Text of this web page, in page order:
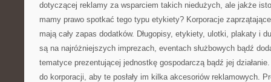
dotyczącej reklamy za wsparciem takich niedużych, ale jakże
mamy prawo spotkać tego typu etykiety? Korporacje
mają cały zapas dodatków. Długopisy, etykiety, ulotki, plakaty i
są na najróżniejszych imprezach, eventach służbowych bądź
tematyce prezentującej jednostkę gospodarczą bądź jej
do korporacji, aby te posłały im kilka akcesoriów reklamowych.